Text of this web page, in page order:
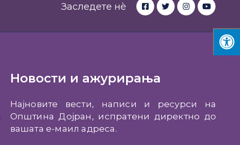
Заследете нè
Новости и ажурирања
Најновите вести, написи и ресурси на
Општина Дојран, испратени директно до
вашата е-маил адреса.